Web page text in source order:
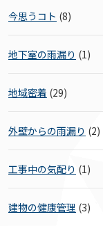
今思うコト (8)
地下室の雨漏り (1)
地域密着 (29)
外壁からの雨漏り (2)
工事中の気配り (1)
建物の健康管理 (3)